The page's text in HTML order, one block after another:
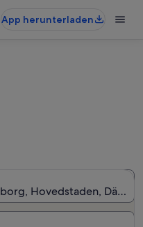
App herunterladen
Hovedstaden,